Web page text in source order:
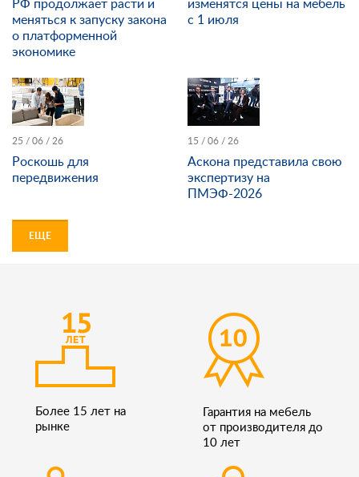
меняться к запуску закона
о платформенной
экономике
с 1 июля
25 / 06 / 26
Роскошь для
передвижения
15 / 06 / 26
Аскона представила свою
экспертизу на
ПМЭФ-2026
ЕЩЕ
Более 15 лет на
рынке
Гарантия на мебель
от производителя до
10 лет